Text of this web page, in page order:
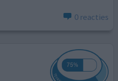
0 reacties